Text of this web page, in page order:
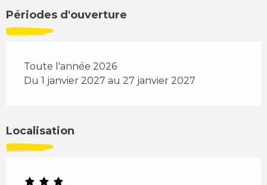
Périodes d'ouverture
Toute l'année 2026
Du 1 janvier 2027 au 27 janvier 2027
Localisation